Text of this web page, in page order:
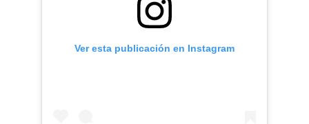
Ver esta publicación en Instagram